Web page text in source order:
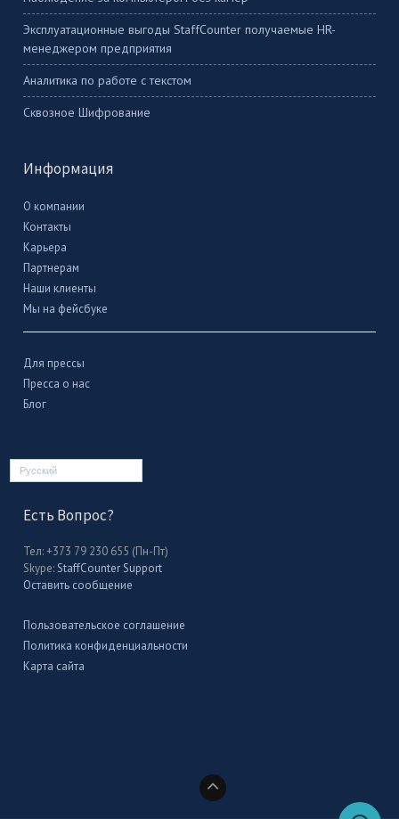
Эксплуатационные выгоды StaffCounter получаемые HR-
менеджером предприятия
Аналитика по работе с текстом
Сквозное Шифрование
Информация
О компании
Контакты
Карьера
Партнерам
Наши клиенты
Мы на фейсбуке
Для прессы
Пресса о нас
Блог
Русский
Есть Вопрос?
Тел: +373 79 230 655 (Пн-Пт)
Skype:StaffCounter Support
Оставить сообщение
Пользовательское соглашение
Политика конфиденциальности
Карта сайта